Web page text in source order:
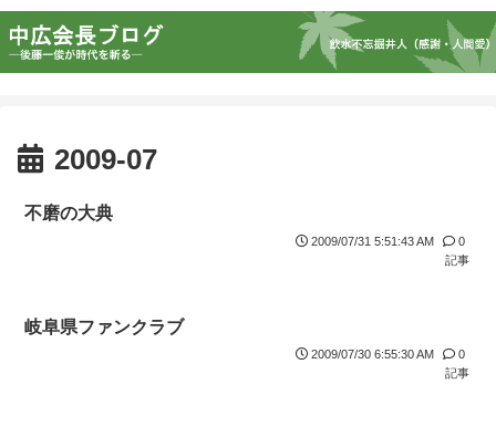
2009-07
不磨の大典
2009/07/31 5:51:43 AM
0
記事
岐阜県ファンクラブ
2009/07/30 6:55:30 AM
0
記事